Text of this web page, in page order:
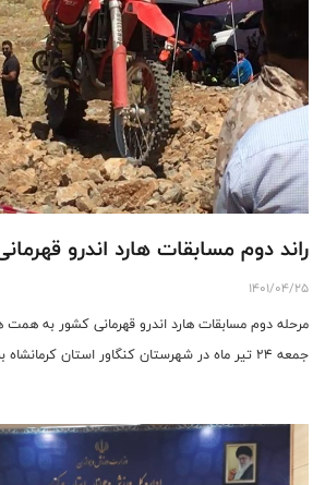
راند دوم مسابقات هارد اندرو
1401/04/25
مرحله دوم مسابقات هارد اندرو قهرمانی کشور به همت
جمعه ۲۴ تیر ماه در شهرستان کنگاور استان کرمانشاه برگزار شد.